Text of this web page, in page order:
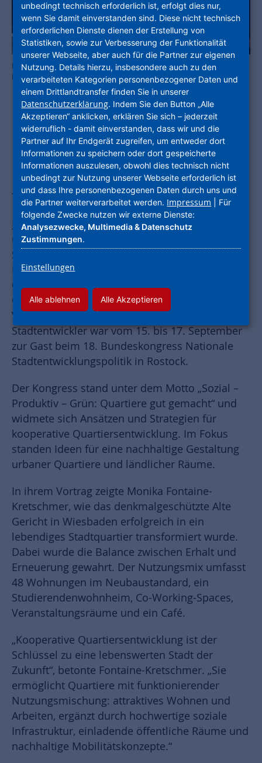
Monika Fontaine-Kretschmer inmitten ihrer Vorstandskollegen des
Bundeverbands Die Stadtentwickler. Foto: NHW
NHW-Geschäftsführerin Monika
Fontaine-Kretschmer auf dem
Bundeskongress: Innovative Ansätze
für lebenswerte Quartiere
Rostock / Frankfurt am Main- Von der
ungenutzten Großimmobilie zum kreativen
Stadtbaustein: Wie das gelingt, zeigte Monika
Fontaine-Kretschmer am Beispiel des Alten
Gerichts in Wiesbaden. Unsere
Geschäftsführerin und stellvertretende
Vorstandssprecherin des Bundesverbands Die
Stadtentwickler war vom 15. bis 17. September
zur Gast beim 18. Bundeskongress Nationale
Stadtentwicklungspolitik in Rostock.
Der Kongress stand unter dem Motto „Sozial –
Produktiv – Grün: Quartiere gut gemacht“ und
widmete sich Ansätzen und Strategien für
kooperative Quartiersentwicklung. Im Fokus
standen Ideen für eine nachhaltige Gestaltung
urbaner Quartiere und ländlicher Räume.
In ihrem Vortrag zeigte Monika Fontaine-
Kretschmer, wie das denkmalgeschützte Alte
Gericht in Wiesbaden erfolgreich in ein
lebendiges Stadtquartier transformiert wurde.
Dabei wurde die Balance zwischen Erhalt und
Erneuerung gewahrt. Der Nutzungsmix umfasst
48 Wohnungen im Neubaustandard, ein
Studierendenwohnheim, Co-Working-Spaces,
Veranstaltungsräume und ein Café.
„Kooperative Quartiersentwicklung ist der
Schlüssel zu eine lebenswerten Stadt der
Zukunft“, betonte Fontaine-Kretschmer. „Sie
ermöglicht Quartiere mit funktionierender
Nutzungsmischung: attraktives Wohnen und
Arbeiten, ergänzt durch hochwertige soziale
Infrastruktur, einladende öffentliche Räume und
nachhaltige Mobilitätskonzepte.“
unbedingt technisch erforderlich ist, erfolgt dies nur,
wenn Sie damit einverstanden sind. Diese nicht technisch
erforderlichen Dienste dienen der Erstellung von
Statistiken, sowie zur Verbesserung der Funktionalität
unserer Webseite, aber auch für die Partner zur eigenen
Nutzung. Details hierzu, insbesondere auch zu den
verarbeiteten Kategorien personenbezogener Daten und
einem Drittlandtransfer finden Sie in unserer
Datenschutzerklärung. Indem Sie den Button „Alle
Akzeptieren“ anklicken, erklären Sie sich – jederzeit
widerruflich - damit einverstanden, dass wir und die
Partner auf Ihr Endgerät zugreifen, um entweder dort
Informationen zu speichern oder dort gespeicherte
Informationen auszulesen, obwohl dies technisch nicht
unbedingt zur Nutzung unserer Webseite erforderlich ist
und dass Ihre personenbezogenen Daten durch uns und
die Partner weiterverarbeitet werden. Impressum | Für
folgende Zwecke nutzen wir externe Dienste:
Analysezwecke, Multimedia & Datenschutz
Zustimmungen.
Einstellungen
Alle ablehnen Alle Akzeptieren